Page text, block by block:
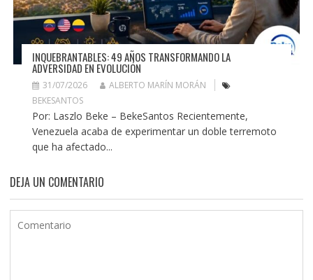
INQUEBRANTABLES: 49 AÑOS TRANSFORMANDO LA
ADVERSIDAD EN EVOLUCIÓN
31/07/2026
ALBERTO MARÍN MORÁN
BEKESANTOS
Por: Laszlo Beke – BekeSantos Recientemente,
Venezuela acaba de experimentar un doble terremoto
que ha afectado...
DEJA UN COMENTARIO